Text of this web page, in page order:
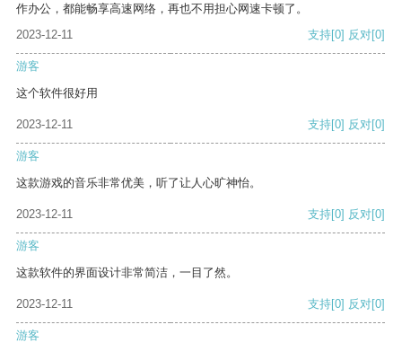
作办公，都能畅享高速网络，再也不用担心网速卡顿了。
2023-12-11
支持[0] 反对[0]
游客
这个软件很好用
2023-12-11 支持[0] 反对[0]
游客
这款游戏的音乐非常优美，听了让人心旷神怡。
2023-12-11 支持[0] 反对[0]
游客
这款软件的界面设计非常简洁，一目了然。
2023-12-11 支持[0] 反对[0]
游客